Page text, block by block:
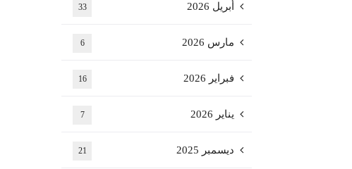
أبريل 2026 33
مارس 2026 6
فبراير 2026 16
يناير 2026 7
ديسمبر 2025 21